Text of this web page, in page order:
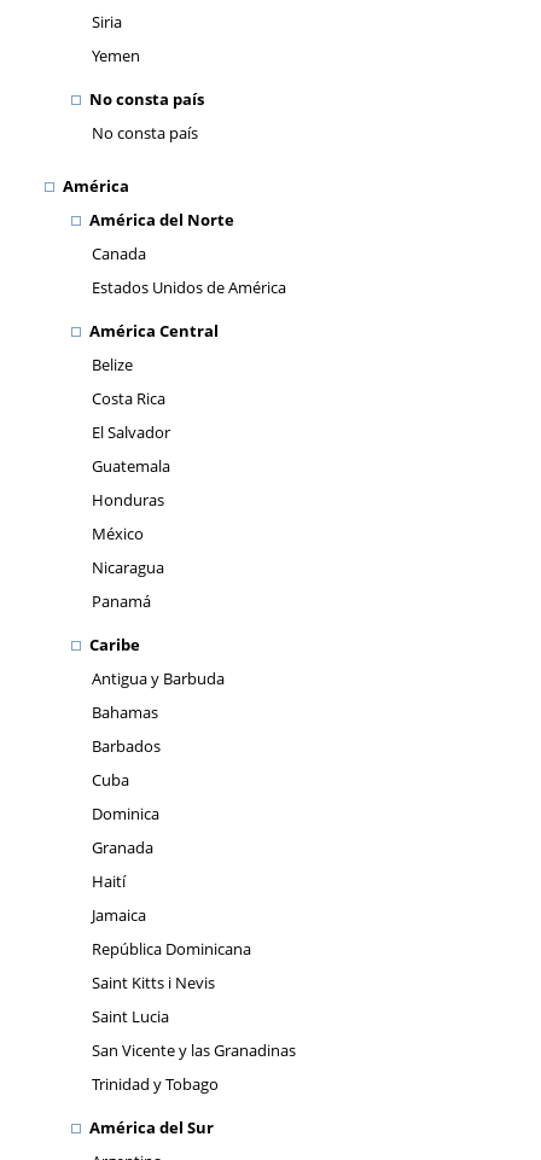
Siria
Yemen
No consta país
No consta país
América
América del Norte
Canada
Estados Unidos de América
América Central
Belize
Costa Rica
El Salvador
Guatemala
Honduras
México
Nicaragua
Panamá
Caribe
Antigua y Barbuda
Bahamas
Barbados
Cuba
Dominica
Granada
Haití
Jamaica
República Dominicana
Saint Kitts i Nevis
Saint Lucia
San Vicente y las Granadinas
Trinidad y Tobago
América del Sur